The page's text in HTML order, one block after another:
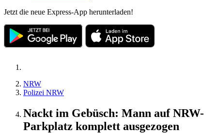
Jetzt die neue Express-App herunterladen!
NRW
Polizei NRW
Nackt im Gebüsch: Mann auf NRW-
Parkplatz komplett ausgezogen